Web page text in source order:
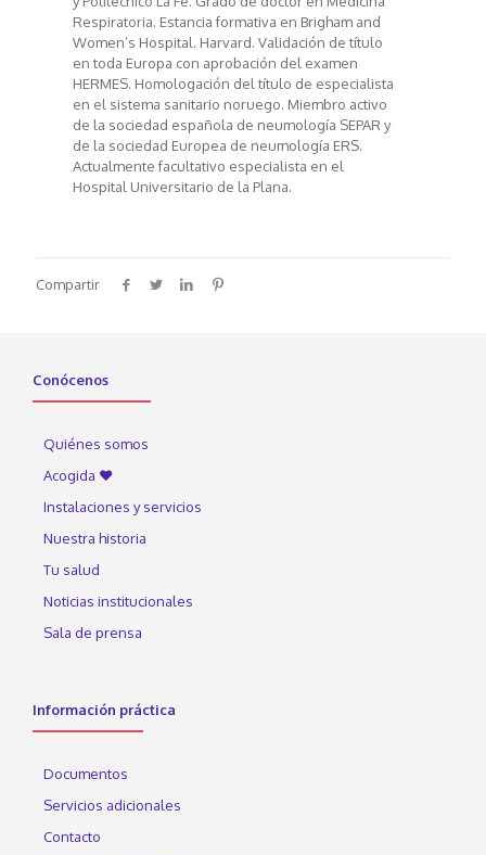
Respiratoria. Estancia formativa en Brigham and
Women’s Hospital. Harvard. Validación de título
en toda Europa con aprobación del examen
HERMES. Homologación del título de especialista
en el sistema sanitario noruego. Miembro activo
de la sociedad española de neumología SEPAR y
de la sociedad Europea de neumología ERS.
Actualmente facultativo especialista en el
Hospital Universitario de la Plana.
Compartir
Conócenos
Quiénes somos
Acogida ♥
Instalaciones y servicios
Nuestra historia
Tu salud
Noticias institucionales
Sala de prensa
Información práctica
Documentos
Servicios adicionales
Contacto